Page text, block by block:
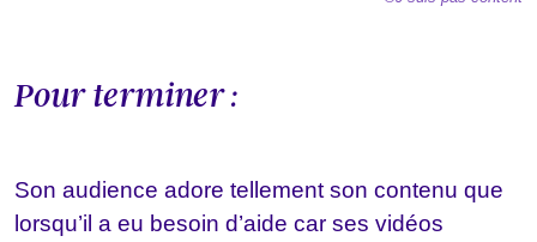
Pour terminer :
Son audience adore tellement son contenu que
lorsqu’il a eu besoin d’aide car ses vidéos